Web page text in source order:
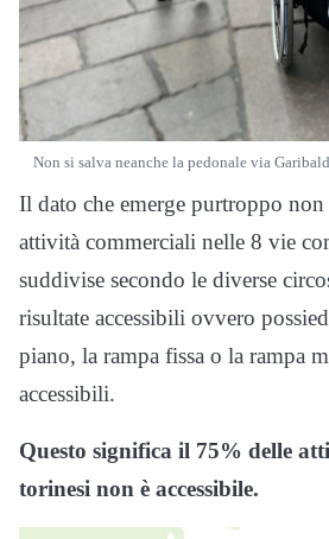
Non si salva neanche la pedonale via
Il dato che emerge purtroppo
attività commerciali nelle 8 vie
suddivise secondo le diverse
risultate accessibili ovvero
piano, la rampa fissa o la rampa
accessibili.
Questo significa il 75% delle
torinesi non è accessibile.